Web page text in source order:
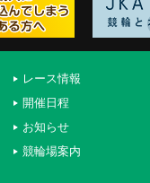
レース情報
開催日程
お知らせ
競輪場案内